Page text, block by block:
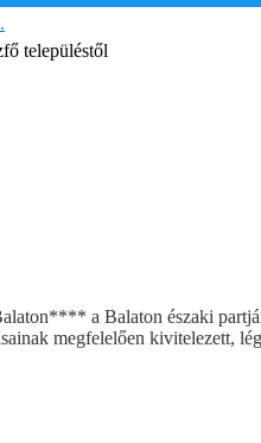
településtől
a Balaton északi
megfelelően kivitelezett,